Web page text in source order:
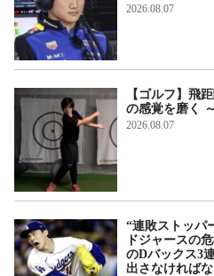
2026.08.07
【ゴルフ】飛
の感覚を磨く ～
2026.08.07
“連敗ストッパ
ドジャースの
のDバックス3
出さなければな